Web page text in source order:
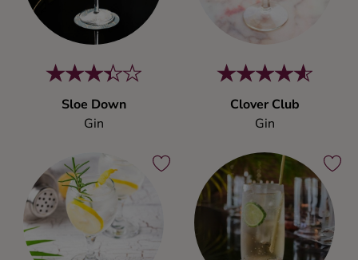
Sloe Down
Gin
Clover Club
Gin